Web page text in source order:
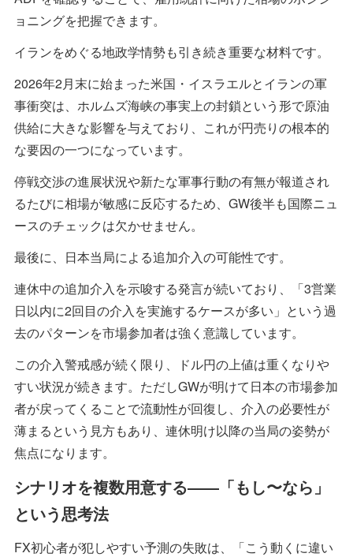
ョニングを把握できます。
イランをめぐる地政学情勢も引き続き重要な材料です。
2026年2月末に始まった米国・イスラエルとイランの軍
事衝突は、ホルムズ海峡の事実上の封鎖という形で原油
供給に大きな影響を与えており、これが円売りの根本的
な要因の一つになっています。
停戦交渉の進展状況や新たな軍事行動の有無が報道され
るたびに相場が敏感に反応するため、GW後半も国際ニュ
ースのチェックは欠かせません。
最後に、日本当局による追加介入の可能性です。
連休中の追加介入を示唆する発言が続いており、「3営業
日以内に2回目の介入を実施するケースが多い」という過
去のパターンを市場参加者は強く意識しています。
この介入警戒感が続く限り、ドル円の上値は重くなりや
すい状況が続きます。ただしGWが明けて日本の市場参加
者が戻ってくることで流動性が回復し、介入の必要性が
薄まるという見方もあり、連休明け以降の当局の姿勢が
焦点になります。
シナリオを複数用意する――「もし〜なら」
という思考法
FX初心者が犯しやすい予測の失敗は、「こう動くに違い